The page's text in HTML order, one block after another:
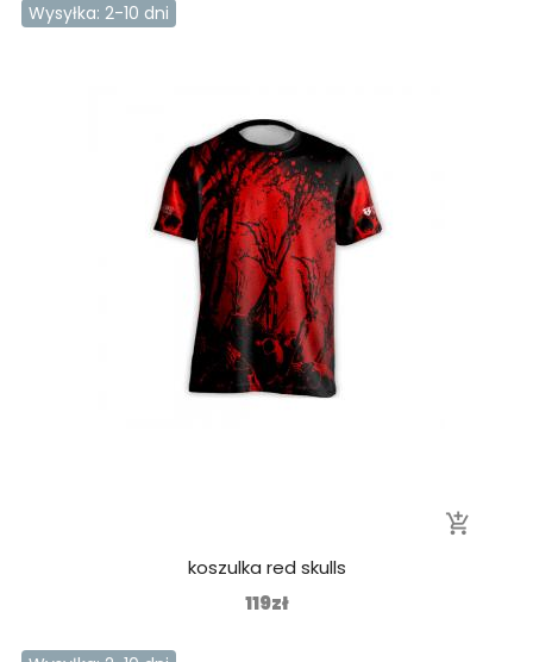
Wysyłka: 2-10 dni
add_shopping_cart
koszulka red skulls
119zł